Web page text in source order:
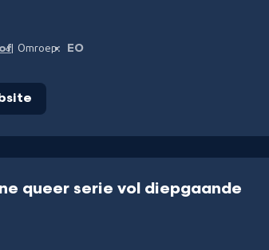
Omroep: EO
queer serie vol diepgaande